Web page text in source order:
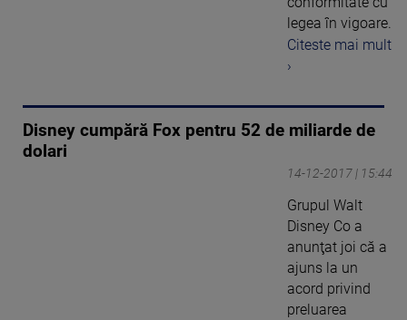
legea în vigoare.
Citeste mai mult
›
Disney cumpără Fox pentru 52 de miliarde de
dolari
14-12-2017 | 15:44
Grupul Walt
Disney Co a
anunţat joi că a
ajuns la un
acord privind
preluarea